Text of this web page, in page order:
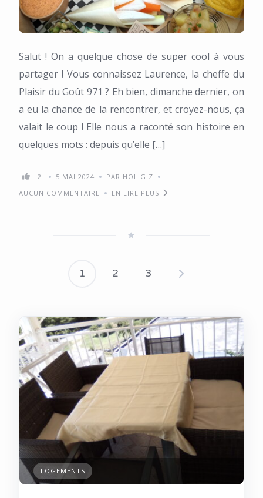
Salut ! On a quelque chose de super cool à vous
partager ! Vous connaissez Laurence, la cheffe du
Plaisir du Goût 971 ? Eh bien, dimanche dernier, on
a eu la chance de la rencontrer, et croyez-nous, ça
valait le coup ! Elle nous a raconté son histoire en
quelques mots : depuis qu’elle […]
2 5 MAI 2024
PAR HOLIGIZ
AUCUN COMMENTAIRE
EN LIRE PLUS
Navigation
articles
1 2 3
LOGEMENTS